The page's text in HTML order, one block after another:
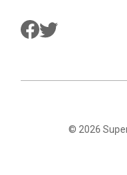
© 2026